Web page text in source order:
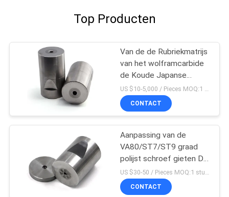
Top Producten
Van de de Rubriekmatrijs
van het wolframcarbide
de Koude Japanse
Hexagonale Vorm met
Hoge Hardheid
US $10-5,000 / Pieces MOQ:1 stuk/stuk
CONTACT
Aanpassing van de
VA80/ST7/ST9 graad
polijst schroef gieten Die
Wolframcarbide Die
US $30-50 / Pieces MOQ:1 stuk/stuk
CONTACT